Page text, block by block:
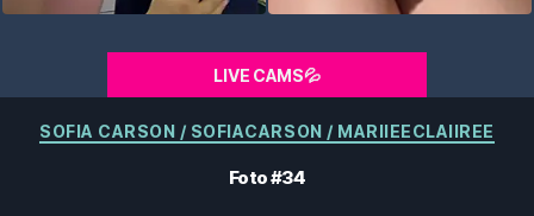
LIVE CAMS💦
Categorieën
SOFIA CARSON / SOFIACARSON / MARIIEECLAIIREE
Foto #34